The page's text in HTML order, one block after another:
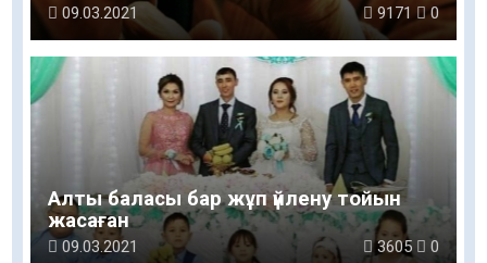
09.03.2021 9171 0
Алты баласы бар жұп үйлену тойын
жасаған
09.03.2021 3605 0